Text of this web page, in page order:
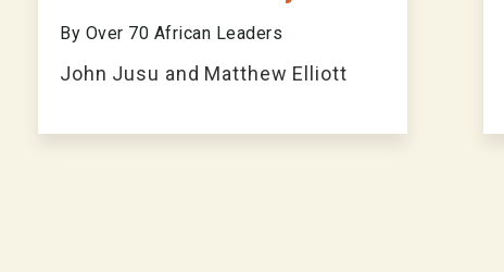
By Over 70 African Leaders
John Jusu and Matthew Elliott